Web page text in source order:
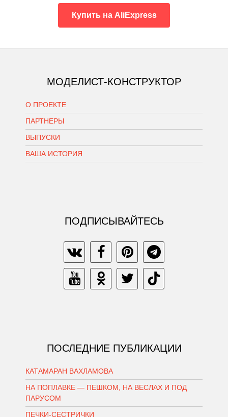
Купить на AliExpress
МОДЕЛИСТ-КОНСТРУКТОР
О ПРОЕКТЕ
ПАРТНЕРЫ
ВЫПУСКИ
ВАША ИСТОРИЯ
ПОДПИСЫВАЙТЕСЬ
ПОСЛЕДНИЕ ПУБЛИКАЦИИ
КАТАМАРАН ВАХЛАМОВА
НА ПОПЛАВКЕ — ПЕШКОМ, НА ВЕСЛАХ И ПОД
ПАРУСОМ
ПЕЧКИ-СЕСТРИЧКИ